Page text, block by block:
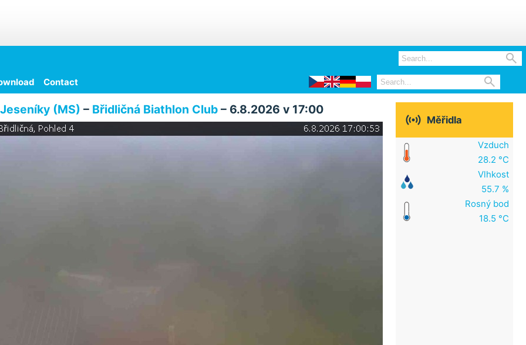

Contact 
Jeseníky (MS) – Břidličná Biathlon Club– 6.8.2026 v 17:00  Měřidla
Vzduch
28.2 °C
Vlhkost
55.7 %
Rosný bod
18.5 °C